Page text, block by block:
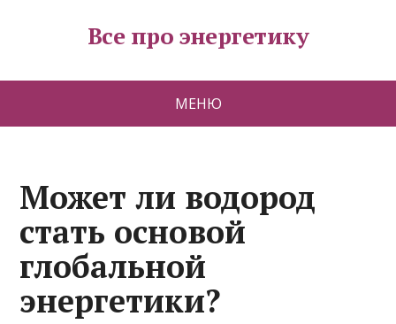
Все про энергетику
МЕНЮ
Может ли водород
стать основой
глобальной
энергетики?